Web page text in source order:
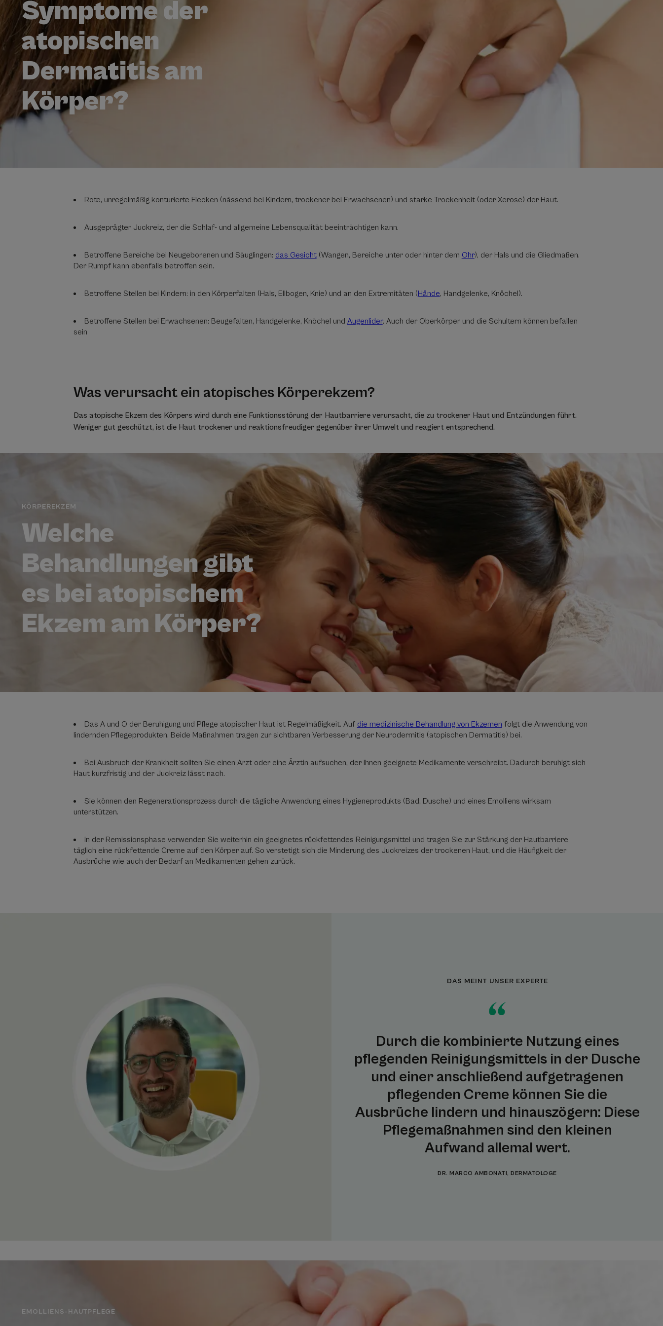
Symptome der
atopischen
Dermatitis am
Körper?
Rote, unregelmäßig konturierte Flecken (nässend bei Kindern, trockener bei Erwachsenen) und starke Trockenheit (oder Xerose) der Haut.
Ausgeprägter Juckreiz, der die Schlaf- und allgemeine Lebensqualität beeinträchtigen kann.
Betroffene Bereiche bei Neugeborenen und Säuglingen: das Gesicht(Wangen, Bereiche unter oder hinter dem Ohr), der Hals und die Gliedmaßen.
Der Rumpf kann ebenfalls betroffen sein.
Betroffene Stellen bei Kindern: in den Körperfalten (Hals, Ellbogen, Knie) und an den Extremitäten (Hände, Handgelenke, Knöchel).
Betroffene Stellen bei Erwachsenen: Beugefalten, Handgelenke, Knöchel und Augenlider. Auch der Oberkörper und die Schultern können befallen
sein
Was verursacht ein atopisches Körperekzem?
Das atopische Ekzem des Körpers wird durch eine Funktionsstörung der Hautbarriere verursacht, die zu trockener Haut und Entzündungen führt.
Weniger gut geschützt, ist die Haut trockener und reaktionsfreudiger gegenüber ihrer Umwelt und reagiert entsprechend.
KÖRPEREKZEM
Welche
Behandlungen gibt
es bei atopischem
Ekzem am Körper?
Das A und O der Beruhigung und Pflege atopischer Haut ist Regelmäßigkeit. Auf die medizinische Behandlung von Ekzemen folgt die Anwendung von
lindernden Pflegeprodukten. Beide Maßnahmen tragen zur sichtbaren Verbesserung der Neurodermitis (atopischen Dermatitis) bei.
Bei Ausbruch der Krankheit sollten Sie einen Arzt oder eine Ärztin aufsuchen, der Ihnen geeignete Medikamente verschreibt. Dadurch beruhigt sich
Haut kurzfristig und der Juckreiz lässt nach.
Sie können den Regenerationsprozess durch die tägliche Anwendung eines Hygieneprodukts (Bad, Dusche) und eines Emolliens wirksam
unterstützen.
In der Remissionsphase verwenden Sie weiterhin ein geeignetes rückfettendes Reinigungsmittel und tragen Sie zur Stärkung der Hautbarriere
täglich eine rückfettende Creme auf den Körper auf. So verstetigt sich die Minderung des Juckreizes der trockenen Haut, und die Häufigkeit der
Ausbrüche wie auch der Bedarf an Medikamenten gehen zurück.
DAS MEINT UNSER EXPERTE
Durch die kombinierte Nutzung eines
pflegenden Reinigungsmittels in der Dusche
und einer anschließend aufgetragenen
pflegenden Creme können Sie die
Ausbrüche lindern und hinauszögern: Diese
Pflegemaßnahmen sind den kleinen
Aufwand allemal wert.
DR. MARCO AMBONATI, DERMATOLOGE
EMOLLIENS-HAUTPFLEGE